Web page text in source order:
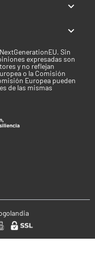


Sin
expresadas son
y no reflejan
o la Comisión
Europea pueden
de las mismas